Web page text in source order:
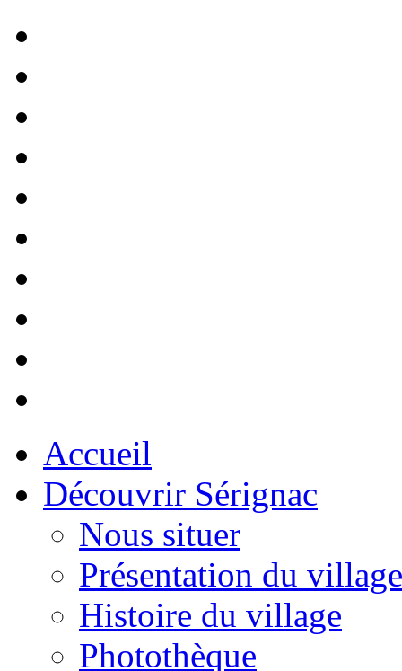
Accueil
Découvrir Sérignac
Nous situer
Présentation du village
Histoire du village
Photothèque